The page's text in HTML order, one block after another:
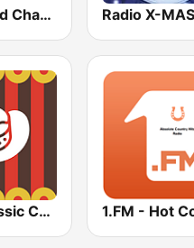
Live Ireland Channel 1 Radio X-MAS
1.FM - Classic Country